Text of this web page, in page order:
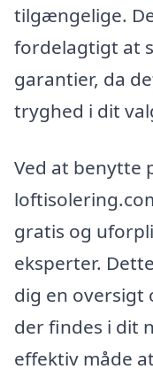
tilgængelige.
fordelagtigt at
garantier, da
tryghed i dit
Ved at benytte
gratis og
eksperter.
dig en oversigt
der findes i dit
effektiv måde